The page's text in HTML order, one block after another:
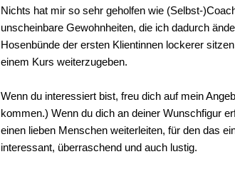
Nichts hat mir so sehr geholfen wie (Selbst-
unscheinbare Gewohnheiten, die ich dadurch
Hosenbünde der ersten Klientinnen lockerer
einem Kurs weiterzugeben.
Wenn du interessiert bist, freu dich auf mein
kommen.) Wenn du dich an deiner Wunschfigur
einen lieben Menschen weiterleiten, für den das
interessant, überraschend und auch lustig.